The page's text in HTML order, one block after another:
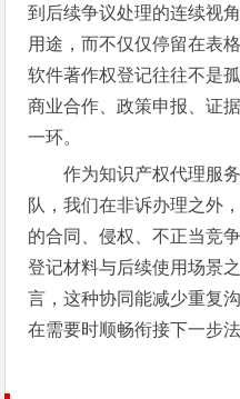
到后续争议处理的连续视
用途，而不仅仅停留在表
软件著作权登记往往不是
商业合作、政策申报、证
一环。
作为知识产权代理服
队，我们在非诉办理之外
的合同、侵权、不正当竞
登记材料与后续使用场景
言，这种协同能减少重复
在需要时顺畅衔接下一步法